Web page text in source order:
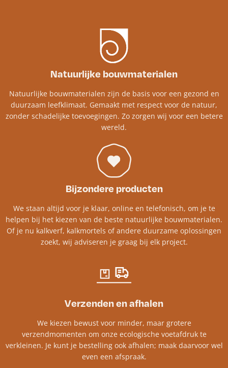
Natuurlijke bouwmaterialen
Natuurlijke bouwmaterialen zijn de basis voor een gezond en
duurzaam leefklimaat. Gemaakt met respect voor de natuur,
zonder schadelijke toevoegingen. Zo zorgen wij voor een betere
wereld.
Bijzondere producten
We staan altijd voor je klaar, online en telefonisch, om je te
helpen bij het kiezen van de beste natuurlijke bouwmaterialen.
Of je nu kalkverf, kalkmortels of andere duurzame oplossingen
zoekt, wij adviseren je graag bij elk project.​
Verzenden en afhalen
We kiezen bewust voor minder, maar grotere
verzendmomenten om onze ecologische voetafdruk te
verkleinen. Je kunt je bestelling ook afhalen; maak daarvoor wel
even een afspraak.